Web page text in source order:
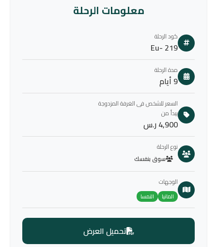
معلومات الرحلة
كود الرحلة
Eu- 219
مدة الرحلة
9 أيام
السعر للشخص فى الغرفة المزدوجة
يبدأ من
4,900 ر.س
نوع الرحلة
سوق بنفسك
الوجهات
المانيا النمسا
تحميل العرض